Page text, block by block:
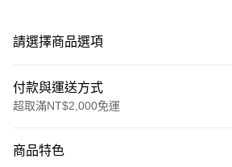
請選擇商品選項
付款與運送方式
超取滿NT$2,000免運
信用卡一次付款
商品特色